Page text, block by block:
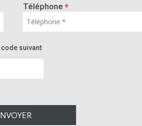
Téléphone *
suivant